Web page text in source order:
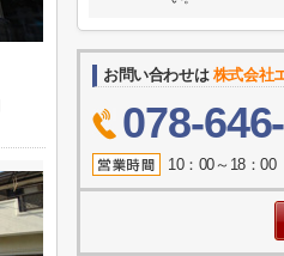
お問い合わせは 株式会社
078-
10：00～18：